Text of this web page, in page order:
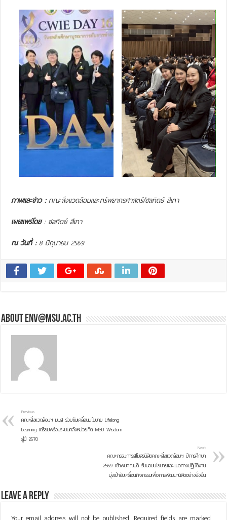
ภาพและข่าว :คณะสิ่งแวดล้อมและทรัพยากรศาสตร์/ชลทิตย์ สีเทา
เผยแพร่โดย: ชลทิตย์ สีเทา
ณ วันที่ :8 มิถุนายน 2569
About env@msu.ac.th
Previous
คณะสิ่งแวดล้อมฯ มมส ร่วมขับเคลื่อนนโยบาย Lifelong
Learning เตรียมพร้อมระบบคลังหน่วยกิต MSU Wisdom
สู่ปี 2570
Next
คณะกรรมการสโมสรนิสิตคณะสิ่งแวดล้อมฯ ปีการศึกษา
2569 เข้าพบคณบดี รับมอบนโยบายและแนวทางปฏิบัติงาน
มุ่งเป้าขับเคลื่อนกิจกรรมเพื่อการพัฒนานิสิตอย่างยั่งยืน
Leave a Reply